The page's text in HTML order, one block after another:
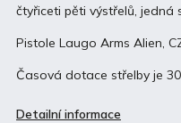
čtyřiceti pěti výstřelů, jedná
Pistole Laugo Arms Alien,
Časová dotace střelby je
Detailní informace